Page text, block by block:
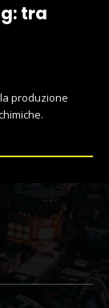
tra
produzione